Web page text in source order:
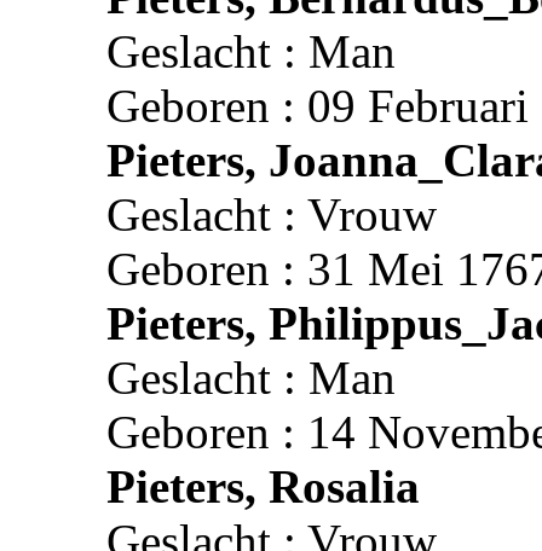
Geslacht : Man
Geboren : 09
Pieters,
Geslacht : Vrouw
Geboren : 31 Mei
Pieters,
Geslacht : Man
Geboren : 14
Pieters, Rosalia